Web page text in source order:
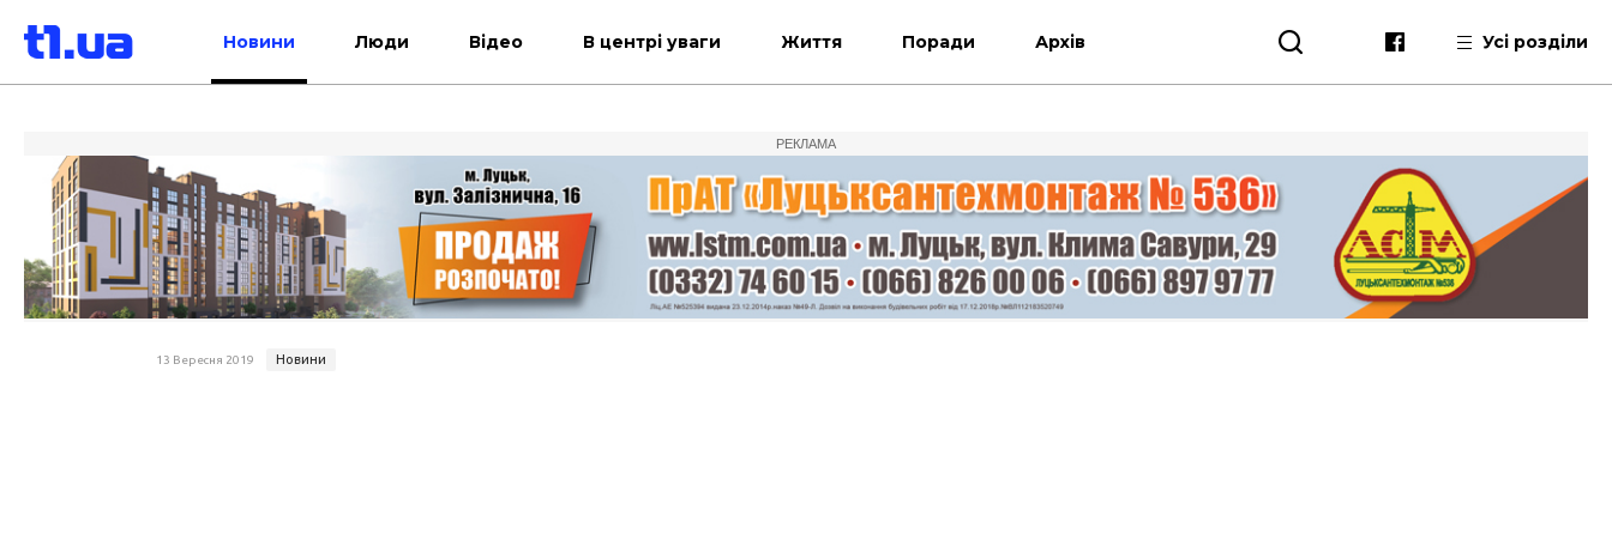
Новини Люди Відео В центрі уваги Життя Поради Архів Усі розділи
РЕКЛАМА
13 Вересня 2019 Новини